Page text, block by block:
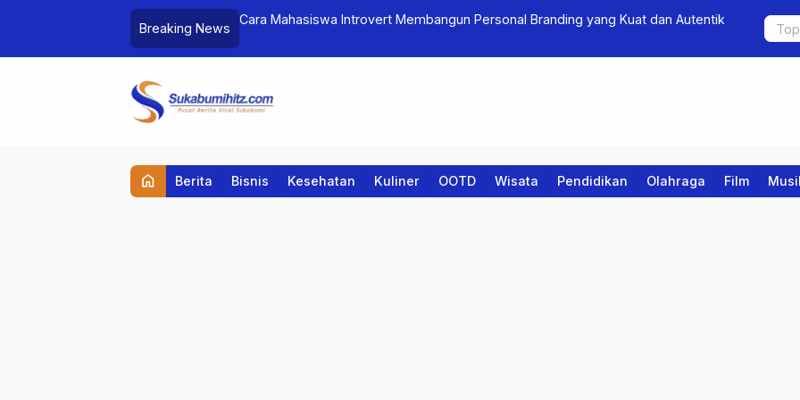
Breaking News
Cara Mahasiswa Introvert Membangun Personal Branding yang Kuat dan Autentik Inovasi Sistem Informasi untuk
home Berita Bisnis Kesehatan Kuliner OOTD Wisata Pendidikan Olahraga Film